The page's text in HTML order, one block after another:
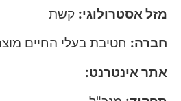
מזל אסטרולוגי: קשת
חברה: חטיבת בעלי החיים
אתר אינטרנט: